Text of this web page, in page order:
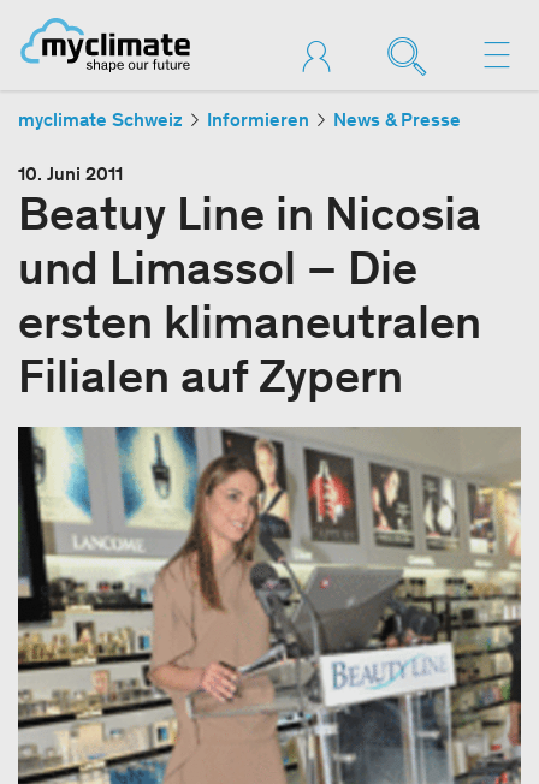
myclimate Schweiz Informieren News & Presse
10. Juni 2011
Beatuy Line in Nicosia
und Limassol – Die
ersten klimaneutralen
Filialen auf Zypern